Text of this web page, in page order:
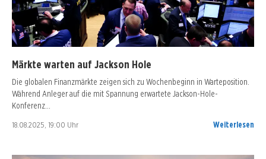
Märkte warten auf Jackson Hole
Die globalen Finanzmärkte zeigen sich zu Wochenbeginn in Warteposition.
Während Anleger auf die mit Spannung erwartete Jackson-Hole-
Konferenz…
18.08.2025, 19:00 Uhr Weiterlesen